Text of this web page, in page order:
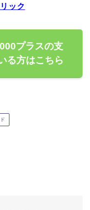
ック
プラスの支
る方はこちら